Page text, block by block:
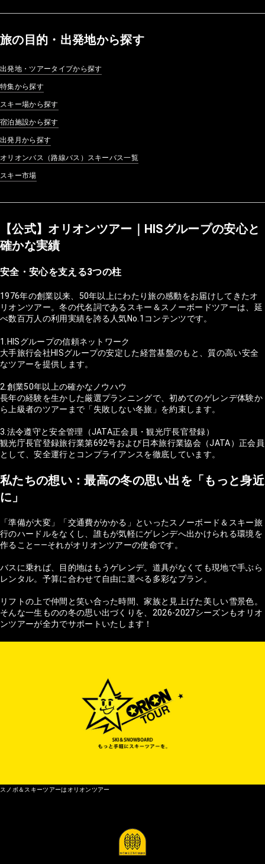
旅の目的・出発地から探す
出発地・ツアータイプから探す
特集から探す
スキー場から探す
宿泊施設から探す
出発月から探す
オリオンバス（路線バス）スキーバス一覧
スキー市場
【公式】オリオンツアー｜HISグループの安心と
確かな実績
安全・安心を支える3つの柱
1976年の創業以来、50年以上にわたり旅の感動をお届けしてきたオ
リオンツアー。冬の代名詞であるスキー＆スノーボードツアーは、延
べ数百万人の利用実績を誇る人気No.1コンテンツです。
1.HISグループの信頼ネットワーク
大手旅行会社HISグループの安定した経営基盤のもと、質の高い安全
なツアーを提供します。
2.創業50年以上の確かなノウハウ
長年の経験を生かした厳選プランニングで、初めてのゲレンデ体験か
ら上級者のツアーまで「失敗しない冬旅」を約束します。
3.法令遵守と安全管理（JATA正会員・観光庁長官登録）
観光庁長官登録旅行業第692号および日本旅行業協会（JATA）正会員
として、安全運行とコンプライアンスを徹底しています。
私たちの想い：最高の冬の思い出を「もっと身近
に」
「準備が大変」「交通費がかかる」といったスノーボード＆スキー旅
行のハードルをなくし、誰もが気軽にゲレンデへ出かけられる環境を
作ること——それがオリオンツアーの使命です。
バスに乗れば、目的地はもうゲレンデ。道具がなくても現地で手ぶら
レンタル。予算に合わせて自由に選べる多彩なプラン。
リフトの上で仲間と笑い合った時間、家族と見上げた美しい雪景色。
そんな一生ものの冬の思い出づくりを、2026-2027シーズンもオリオ
ンツアーが全力でサポートいたします！
スノボ＆スキーツアーはオリオンツアー